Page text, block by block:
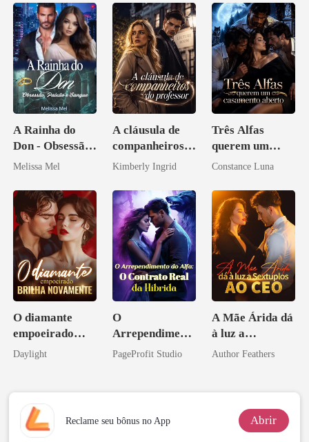
A Rainha do
Don - Obsessão,
Paixão e Sangue
Melissa Mel
A cláusula de
companheiros
do professor
Kimberly Ingrid
Três Alfas
querem um
casamento
Constance Luna
O diamante
empoeirado
brilha
Daylight
O
Arrependiment
o do Alfa: O
PageProfit Studio
A Mãe Árida dá
à luz a
Sextuplos ao
Author Feathers
Reclame seu bônus no App Abrir